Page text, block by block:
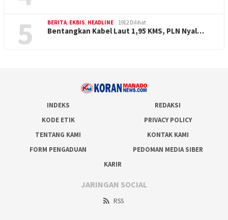
5 BERITA, EKBIS, HEADLINE 1912 Dilihat
Bentangkan Kabel Laut 1,95 KMS, PLN Nyal…
INDEKS
REDAKSI
KODE ETIK
PRIVACY POLICY
TENTANG KAMI
KONTAK KAMI
FORM PENGADUAN
PEDOMAN MEDIA SIBER
KARIR
JARINGAN SOCIAL
RSS